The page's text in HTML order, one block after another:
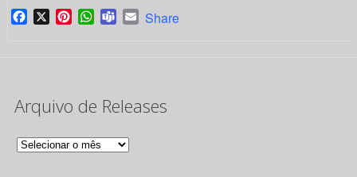
Facebook
X PinterestWhatsApp
TeamsEmail
Share
Arquivo de Releases
Arquivo